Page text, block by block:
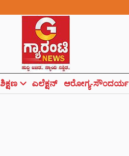
ಶಿಕ್ಷಣ ಎಲೆಕ್ಷನ್ ಆರೋಗ್ಯ-ಸೌಂದರ್ಯ